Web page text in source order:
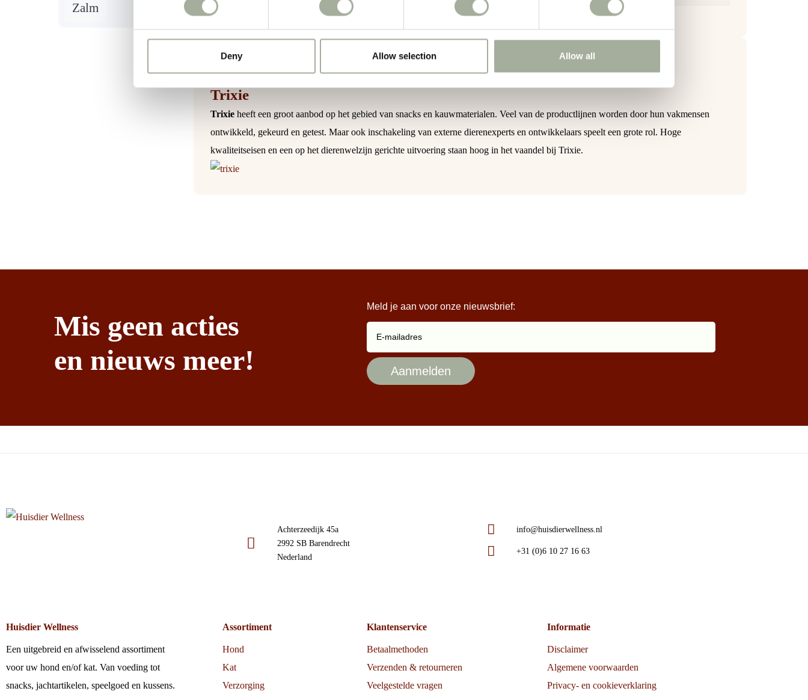
Deny Allow selection Allow all
Zalm
Merk
Trixie
Trixieheeft een groot aanbod op het gebied van snacks en kauwmaterialen. Veel van de productlijnen worden door hun vakmensen
ontwikkeld, gekeurd en getest. Maar ook inschakeling van externe dierenexperts en ontwikkelaars speelt een grote rol. Hoge
kwaliteitseisen en een op het dierenwelzijn gerichte uitvoering staan hoog in het vaandel bij Trixie.
Mis geen acties
en nieuws meer!
Meld je aan voor onze nieuwsbrief:
Achterzeedijk 45a
2992 SB Barendrecht
Nederland
info@huisdierwellness.nl
+31 (0)6 10 27 16 63
Huisdier Wellness
Een uitgebreid en afwisselend assortiment
voor uw hond en/of kat. Van voeding tot
snacks, jachtartikelen, speelgoed en kussens.
Assortiment
Hond
Kat
Verzorging
Klantenservice
Betaalmethoden
Verzenden & retourneren
Veelgestelde vragen
Informatie
Disclaimer
Algemene voorwaarden
Privacy- en cookieverklaring